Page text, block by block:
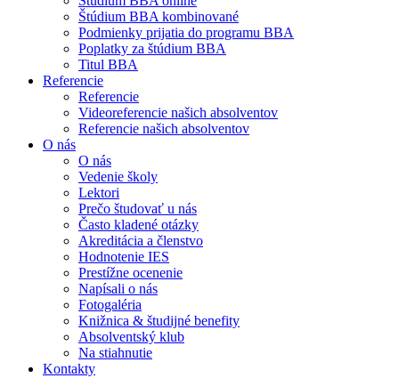
Štúdium BBA kombinované
Podmienky prijatia do programu BBA
Poplatky za štúdium BBA
Titul BBA
Referencie
Referencie
Videoreferencie našich absolventov
Referencie našich absolventov
O nás
O nás
Vedenie školy
Lektori
Prečo študovať u nás
Často kladené otázky
Akreditácia a členstvo
Hodnotenie IES
Prestížne ocenenie
Napísali o nás
Fotogaléria
Knižnica & študijné benefity
Absolventský klub
Na stiahnutie
Kontakty